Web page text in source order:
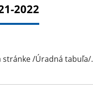
2022
stránke /Úradná tabuľa/.